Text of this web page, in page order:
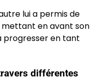
lui a permis de
mettant en avant son
progresser en tant
différentes